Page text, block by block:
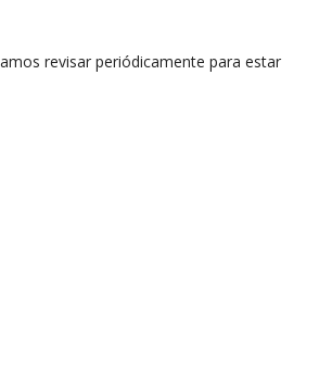
revisar periódicamente para estar